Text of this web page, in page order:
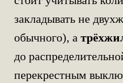
закладывать не
обычного), а
до
перекрестным